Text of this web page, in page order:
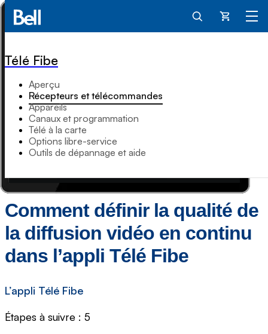
Panier
Télé Fibe
Aperçu
Récepteurs et télécommandes
Appareils
Canaux et programmation
Télé à la carte
Options libre-service
Outils de dépannage et aide
Comment définir la qualité de
la diffusion vidéo en continu
dans l’appli Télé Fibe
L’appli Télé Fibe
Étapes à suivre : 5